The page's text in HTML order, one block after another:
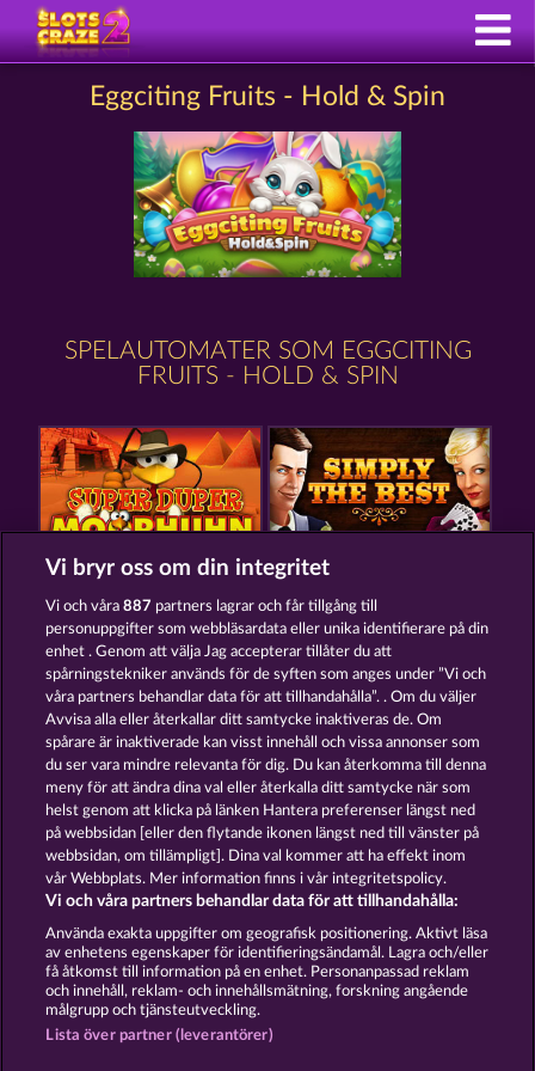
Eggciting Fruits - Hold & Spin
SPELAUTOMATER SOM EGGCITING
FRUITS - HOLD & SPIN
SUPER DUPER MOORHUHN SIMPLY THE BEST
EGYPTIAN MOON PIGGY KINGS
Användarvillkor Sekretesspolicy Avtryck
Om Företaget FAQ Facebook
Skicka in en begäran om att ångra köpet
Vi bryr oss om din integritet
Vi och våra887 partners lagrar och får tillgång till
personuppgifter som webbläsardata eller unika identifierare på din
enhet . Genom att välja Jag accepterar tillåter du att
spårningstekniker används för de syften som anges under ”Vi och
våra partners behandlar data för att tillhandahålla”. . Om du väljer
Avvisa alla eller återkallar ditt samtycke inaktiveras de. Om
spårare är inaktiverade kan visst innehåll och vissa annonser som
du ser vara mindre relevanta för dig. Du kan återkomma till denna
meny för att ändra dina val eller återkalla ditt samtycke när som
helst genom att klicka på länken Hantera preferenser längst ned
på webbsidan [eller den flytande ikonen längst ned till vänster på
webbsidan, om tillämpligt]. Dina val kommer att ha effekt inom
vår Webbplats. Mer information finns i vår integritetspolicy.
Vi och våra partners behandlar data för att tillhandahålla:
Använda exakta uppgifter om geografisk positionering. Aktivt läsa
av enhetens egenskaper för identifieringsändamål. Lagra och/eller
få åtkomst till information på en enhet. Personanpassad reklam
och innehåll, reklam- och innehållsmätning, forskning angående
målgrupp och tjänsteutveckling.
Lista över partner (leverantörer)